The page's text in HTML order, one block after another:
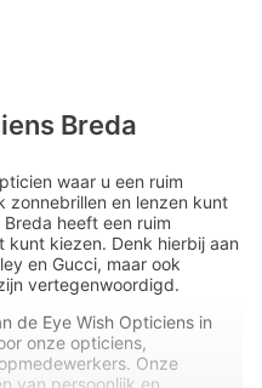
Breda
waar u een ruim
zonnebrillen en lenzen kunt
heeft een ruim
kunt kiezen. Denk hierbij aan
en Gucci, maar ook
vertegenwoordigd.
de Eye Wish Opticiens in
onze opticiens,
Onze